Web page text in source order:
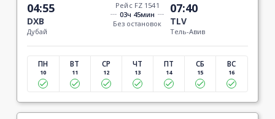
04:55
DXB
Дубай
Рейс FZ 1541
03ч 45мин
Без остановок
07:40
TLV
Тель-Авив
ПН
10
ВТ
11
СР
12
ЧТ
13
ПТ
14
СБ
15
ВС
16